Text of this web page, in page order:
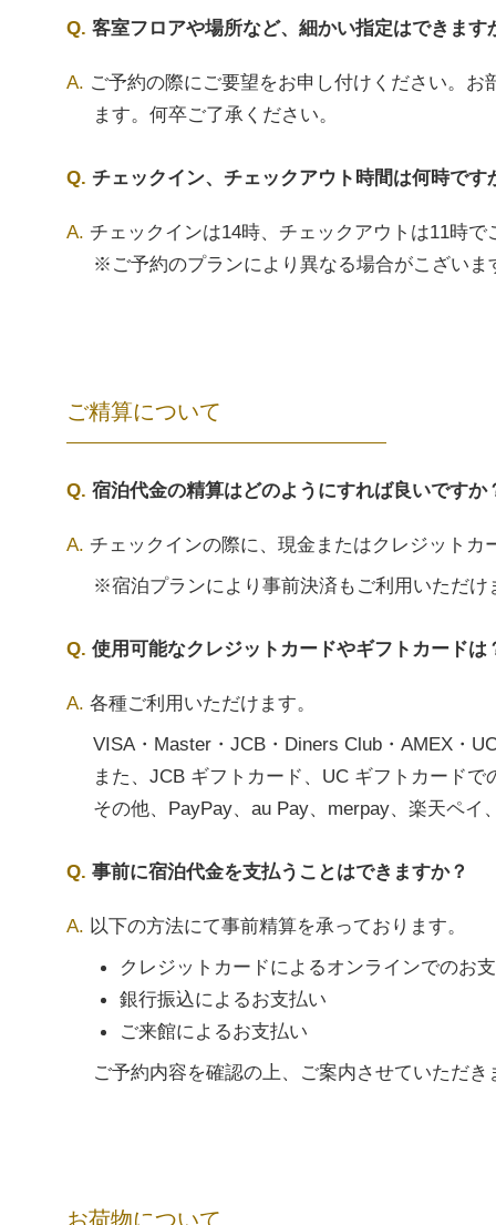
客室フロアや場所など、細かい指定はできます
ご予約の際にご要望をお申し付けください。
ます。何卒ご了承ください。
チェックイン、チェックアウト時間は何時です
チェックインは14時、チェックアウトは11時で
※ご予約のプランにより異なる場合がこざい
ご精算について
宿泊代金の精算はどのようにすれば良いですか
チェックインの際に、現金またはクレジット
※宿泊プランにより事前決済もご利用いただけ
使用可能なクレジットカードやギフトカードは
各種ご利用いただけます。
VISA・Master・JCB・Diners Club・AMEX・
また、JCB ギフトカード、UC ギフトカード
その他、PayPay、au Pay、merpay、楽天ペ
事前に宿泊代金を支払うことはできますか？
以下の方法にて事前精算を承っております。
クレジットカードによるオンラインでのお
銀行振込によるお支払い
ご来館によるお支払い
ご予約内容を確認の上、ご案内させていただ
お荷物について